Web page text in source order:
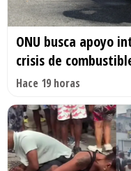
ONU busca apoyo
crisis de
Hace 19 horas